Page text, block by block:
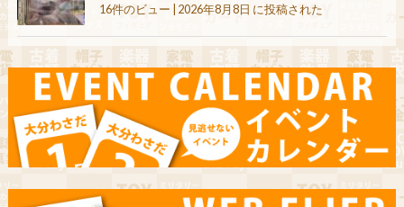
16件のビュー | 2026年8月8日 に投稿された